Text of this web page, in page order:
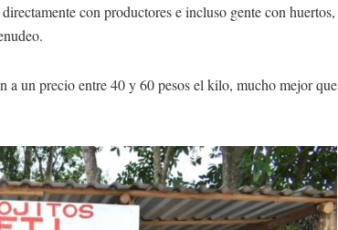
con productores e incluso gente con huertos,
a un precio entre 40 y 60 pesos el kilo, mucho mejor que